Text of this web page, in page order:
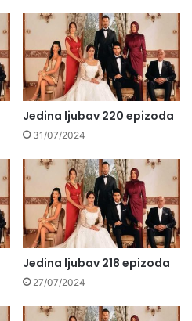
Jedina ljubav 220 epizoda
31/07/2024
Jedina ljubav 218 epizoda
27/07/2024